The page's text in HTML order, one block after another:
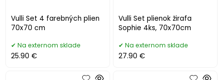
Vulli Set 4 farebných plien
70x70 cm
Na externom sklade
25.90 €
Vulli Set plienok žirafa
Sophie 4ks, 70x70cm
Na externom sklade
27.90 €